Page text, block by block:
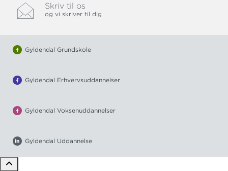
Skriv til os
og vi skriver til dig
Gyldendal Grundskole
Gyldendal Erhvervsuddannelser
Gyldendal Voksenuddannelser
Gyldendal Uddannelse